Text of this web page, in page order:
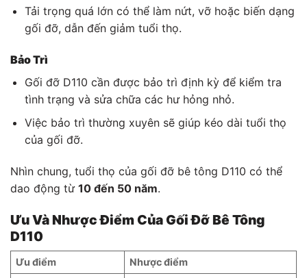
Tải trọng quá lớn có thể làm nứt, vỡ hoặc biến dạng
gối đỡ, dẫn đến giảm tuổi thọ.
Bảo Trì
Gối đỡ D110 cần được bảo trì định kỳ để kiểm tra
tình trạng và sửa chữa các hư hỏng nhỏ.
Việc bảo trì thường xuyên sẽ giúp kéo dài tuổi thọ
của gối đỡ.
Nhìn chung, tuổi thọ của gối đỡ bê tông D110 có thể
dao động từ 10 đến 50 năm.
Ưu Và Nhược Điểm Của Gối Đỡ Bê Tông
D110
Ưu điểm
Nhược điểm